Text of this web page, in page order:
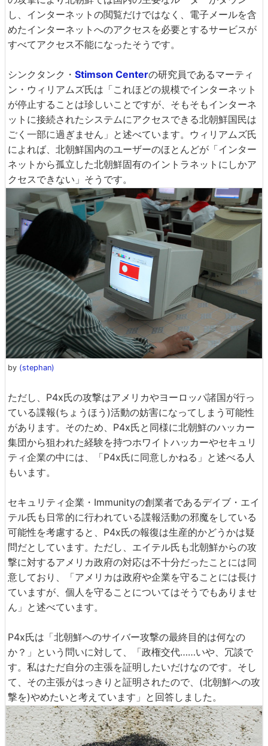
し、インターネットの閲覧だけではなく、電子メールを含
めたインターネットへのアクセスを必要とするサービスが
すべてアクセス不能になったそうです。
シンクタンク・ Stimson Centerの研究員であるマーティ
ン・ウィリアムズ氏は「これほどの規模でインターネット
が停止することは珍しいことですが、そもそもインターネ
ットに接続されたシステムにアクセスできる北朝鮮国民は
ごく一部に過ぎません」と述べています。ウィリアムズ氏
によれば、北朝鮮国内のユーザーのほとんどが「インター
ネットから孤立した北朝鮮固有のイントラネットにしかア
クセスできない」そうです。
by (stephan)
ただし、P4x氏の攻撃はアメリカやヨーロッパ諸国が行っ
ている諜報(ちょうほう)活動の妨害になってしまう可能性
があります。そのため、P4x氏と同様に北朝鮮のハッカー
集団から狙われた経験を持つホワイトハッカーやセキュリ
ティ企業の中には、「P4x氏に同意しかねる」と述べる人
もいます。
セキュリティ企業・Immunityの創業者であるデイブ・エイ
テル氏も日常的に行われている諜報活動の邪魔をしている
可能性を考慮すると、P4x氏の報復は生産的かどうかは疑
問だとしています。ただし、エイテル氏も北朝鮮からの攻
撃に対するアメリカ政府の対応は不十分だったことには同
意しており、「アメリカは政府や企業を守ることには長け
ていますが、個人を守ることについてはそうでもありませ
ん」と述べています。
P4x氏は「北朝鮮へのサイバー攻撃の最終目的は何なの
か？」という問いに対して、「政権交代……いや、冗談で
す。私はただ自分の主張を証明したいだけなのです。そし
て、その主張がはっきりと証明されたので、(北朝鮮への攻
撃を)やめたいと考えています」と回答しました。